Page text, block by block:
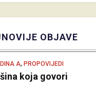
OBJAVE
A, PROPOVIJEDI
koja govori